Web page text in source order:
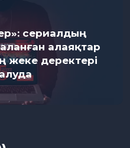
сериалдың
алаяқтар
жеке деректері